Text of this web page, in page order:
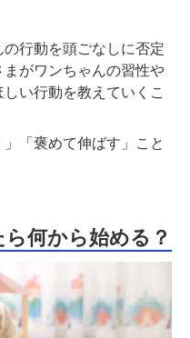
行動を頭ごなしに否定
がワンちゃんの習性や
い行動を教えていくこ
「褒めて伸ばす」こと
何から始める？